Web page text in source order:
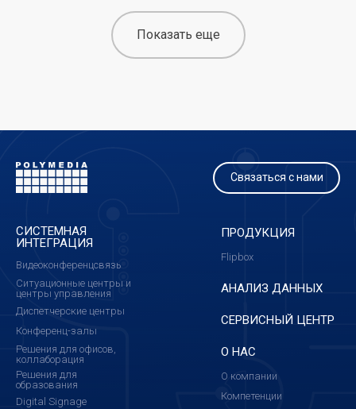
Показать еще
СИСТЕМНАЯ
ИНТЕГРАЦИЯ
АНАЛИЗ ДАННЫХ
СЕРВИСНЫЙ ЦЕНТР
О НАС
Видеоконференцсвязь
Ситуационные центры и
центры управления
Диспетчерские центры
Конференц-залы
Решения для офисов,
коллаборация
Решения для
образования
Digital Signage
О компании
Компетенции
Связаться с нами
ПРОДУКЦИЯ
Flipbox